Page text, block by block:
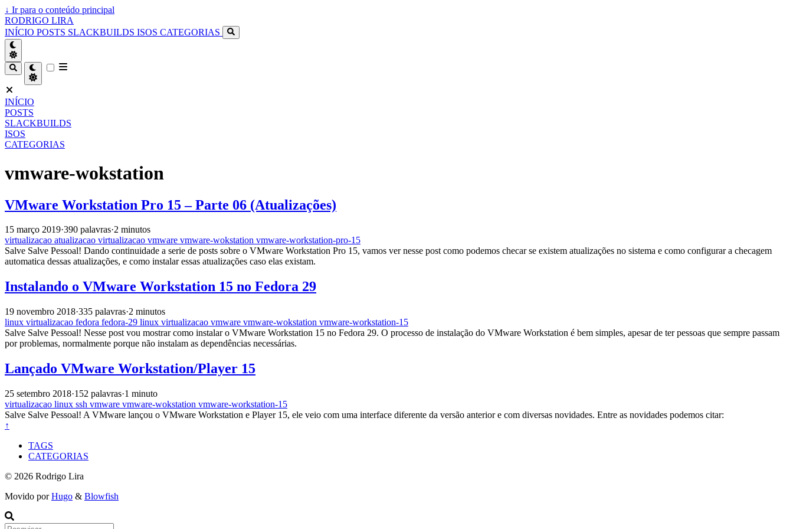
↓ Ir para o conteúdo principal
RODRIGO LIRA
INÍCIO POSTS SLACKBUILDS ISOS CATEGORIAS
INÍCIO
POSTS
SLACKBUILDS
ISOS
CATEGORIAS
vmware-wokstation
VMware Workstation Pro 15 – Parte 06 (Atualizações)
15 março 2019·390 palavras·2 minutos
virtualizacao atualizacao virtualizacao vmware vmware-wokstation vmware-workstation-pro-15
Salve Salve Pessoal! Dando continuidade a serie de posts sobre o VMware Workstation Pro 15, vamos ver nesse post como podemos checar se existem atualizações no sistema e como configurar a checagem
automatica dessas atualizações, e como instalar essas atualizações caso elas existam.
Instalando o VMware Workstation 15 no Fedora 29
19 novembro 2018·335 palavras·2 minutos
linux virtualizacao fedora fedora-29 linux virtualizacao vmware vmware-wokstation vmware-workstation-15
Salve Salve Pessoal! Nesse post vou mostrar como instalar o VMware Workstation 15 no Fedora 29. O processo de instalação do VMware Workstation é bem simples, apesar de ter pessoas que sempre passam
por problemas, normalmente porque não instalam as dependências necessárias.
Lançado VMware Workstation/Player 15
25 setembro 2018·152 palavras·1 minuto
virtualizacao linux ssh vmware vmware-wokstation vmware-workstation-15
Salve Salve Pessoal! A VMware lançou o VMware Workstation e Player 15, ele veio com uma interface diferente da versão anterior e com diversas novidades. Entre as novidades podemos citar:
↑
TAGS
CATEGORIAS
© 2026 Rodrigo Lira
Movido porHugo & Blowfish